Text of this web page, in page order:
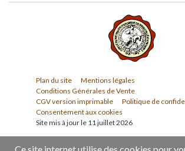
Plan du site
Mentions légales
Conditions Générales de Vente
CGV version imprimable
Politique de
Consentement aux cookies
Site mis à jour le 11 juillet 2026